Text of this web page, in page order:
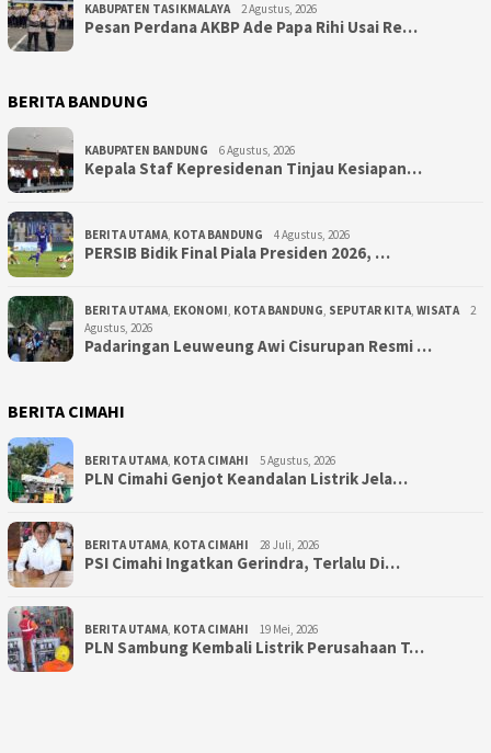
KABUPATEN TASIKMALAYA 2 Agustus, 2026
Pesan Perdana AKBP Ade Papa Rihi Usai Re…
BERITA BANDUNG
KABUPATEN BANDUNG 6 Agustus, 2026
Kepala Staf Kepresidenan Tinjau Kesiapan…
BERITA UTAMA, KOTA BANDUNG 4 Agustus, 2026
PERSIB Bidik Final Piala Presiden 2026, …
BERITA UTAMA, EKONOMI, KOTA BANDUNG, SEPUTAR KITA, WISATA
2
Agustus, 2026
Padaringan Leuweung Awi Cisurupan Resmi …
BERITA CIMAHI
BERITA UTAMA, KOTA CIMAHI 5 Agustus, 2026
PLN Cimahi Genjot Keandalan Listrik Jela…
BERITA UTAMA, KOTA CIMAHI 28 Juli, 2026
PSI Cimahi Ingatkan Gerindra, Terlalu Di…
BERITA UTAMA, KOTA CIMAHI 19 Mei, 2026
PLN Sambung Kembali Listrik Perusahaan T…